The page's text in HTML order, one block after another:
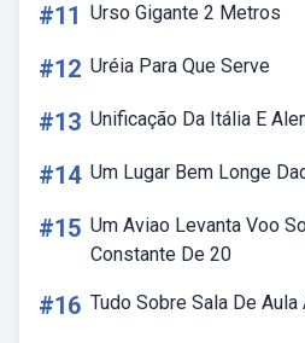
#11 Urso Gigante 2 Metros
#12 Uréia Para Que Serve
#13 Unificação Da Itália E
#14 Um Lugar Bem Longe
#15 Um Aviao Levanta Voo
Constante De 20
#16 Tudo Sobre Sala De Aula